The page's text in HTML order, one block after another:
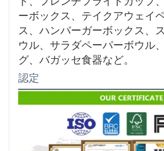
ーボックス、テイクアウェイ
ス、ハンバーガーボックス、
ウル、サラダペーパーボウル
グ、バガッセ食器など。
認定